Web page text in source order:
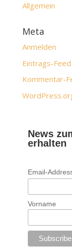
Allgemein
Meta
Anmelden
Eintrags-Feed
Kommentar-
News
erhalten
Email-
Vorname